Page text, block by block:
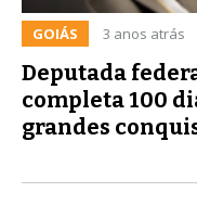
GOIÁS 3 anos atrás
Deputada
completa 100
grandes